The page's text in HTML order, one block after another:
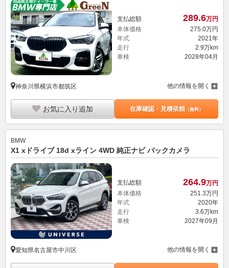
支払総額 289.6万円
本体価格
275.0万円
年式
2021年
走行
2.9万km
車検
2028年04月
神奈川県横浜市都筑区 他の情報を開く
お気に入り追加 在庫確認・見積依頼（無料）
BMW
X1 xドライブ 18d xライン 4WD 純正ナビ バックカメラ
支払総額 264.9万円
本体価格
251. 3万円
年式
2020年
走行
3.6万km
車検
2027年09月
愛知県名古屋市中川区 他の情報を開く